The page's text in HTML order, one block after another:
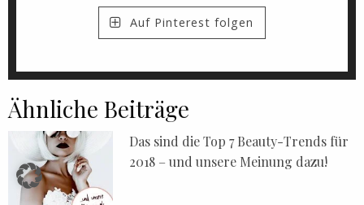
Auf Pinterest folgen
Ähnliche Beiträge
Das sind die Top 7 Beauty-Trends für
2018 – und unsere Meinung dazu!